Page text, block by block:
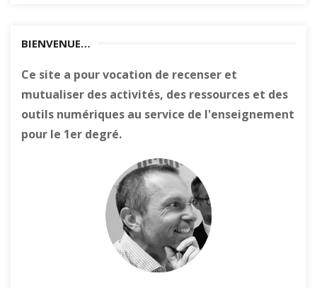
BIENVENUE…
Ce site a pour vocation de recenser et
mutualiser des activités, des ressources et des
outils numériques au service de l'enseignement
pour le 1er degré.